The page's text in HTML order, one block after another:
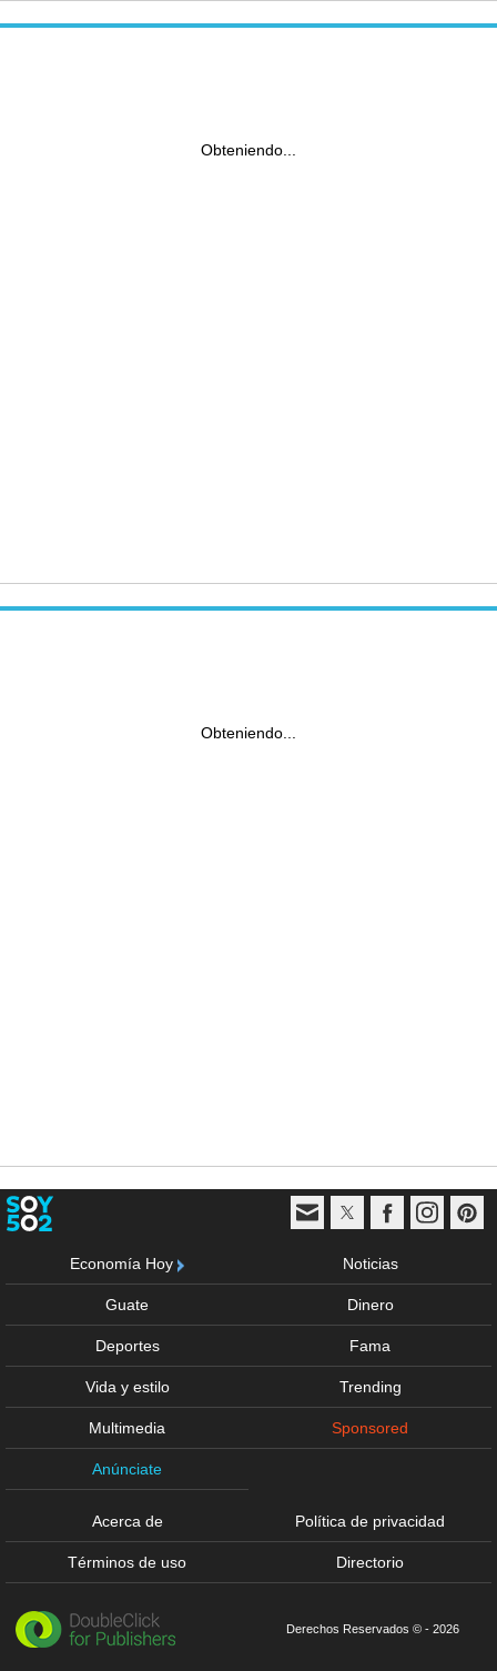
Obteniendo...
Obteniendo...
Economía Hoy Noticias
Guate Dinero
Deportes Fama
Vida y estilo Trending
Multimedia Sponsored
Anúnciate
Acerca de Política de privacidad
Términos de uso Directorio
Derechos Reservados © - 2026